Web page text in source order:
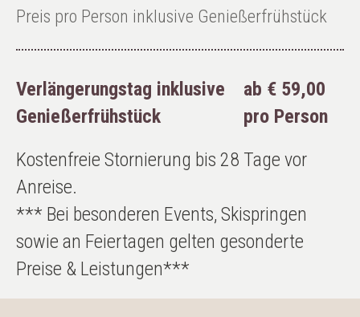
Preis pro Person inklusive Genießerfrühstück
Verlängerungstag inklusive
Genießerfrühstück
ab € 59,00
pro Person
Kostenfreie Stornierung bis 28 Tage vor
Anreise.
*** Bei besonderen Events, Skispringen
sowie an Feiertagen gelten gesonderte
Preise & Leistungen***